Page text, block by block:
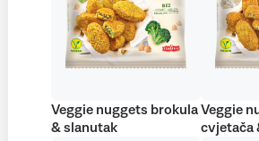
Veggie nuggets brokula
& slanutak
Veggie
cvjetača